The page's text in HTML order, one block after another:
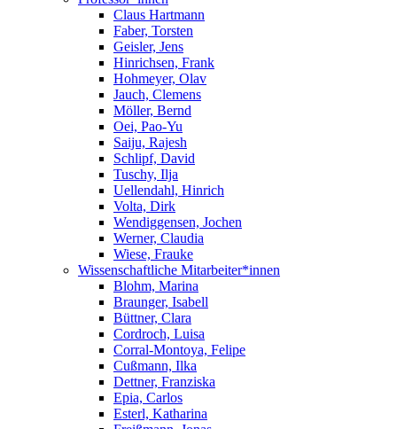
Claus Hartmann
Faber, Torsten
Geisler, Jens
Hinrichsen, Frank
Hohmeyer, Olav
Jauch, Clemens
Möller, Bernd
Oei, Pao-Yu
Saiju, Rajesh
Schlipf, David
Tuschy, Ilja
Uellendahl, Hinrich
Volta, Dirk
Wendiggensen, Jochen
Werner, Claudia
Wiese, Frauke
Wissenschaftliche Mitarbeiter*innen
Blohm, Marina
Braunger, Isabell
Büttner, Clara
Cordroch, Luisa
Corral-Montoya, Felipe
Cußmann, Ilka
Dettner, Franziska
Epia, Carlos
Esterl, Katharina